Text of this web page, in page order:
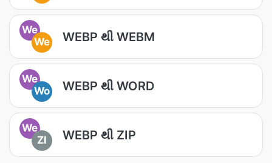
We
We
WEBP થી WEBM
We
Wo
WEBP થી WORD
We
ZI
WEBP થી ZIP